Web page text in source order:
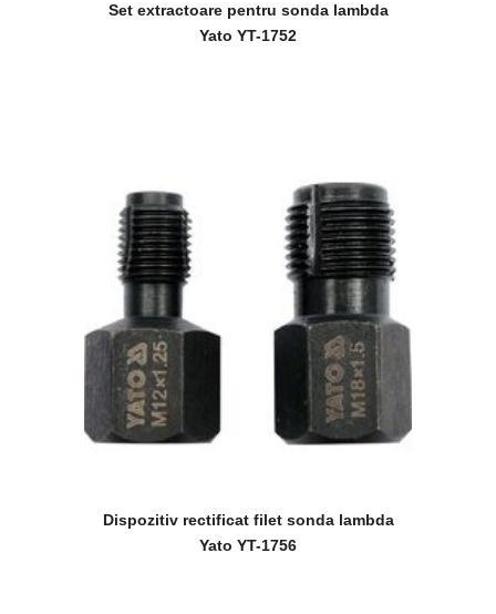
Set extractoare pentru sonda lambda
Yato YT-1752
Dispozitiv rectificat filet sonda lambda
Yato YT-1756